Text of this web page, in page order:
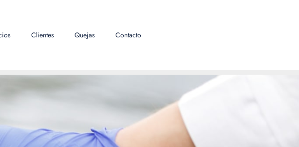
Clientes Quejas Contacto
Líquidas